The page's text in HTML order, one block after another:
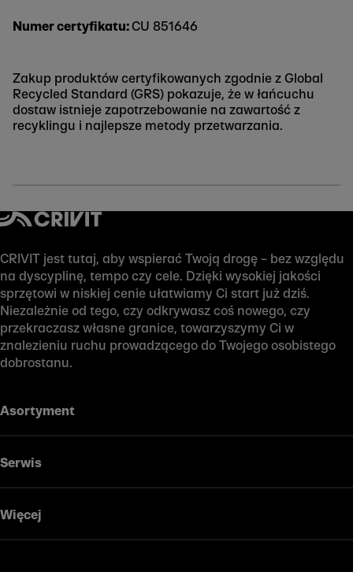
Numer certyfikatu:CU 851646
Zakup produktów certyfikowanych zgodnie z Global
Recycled Standard (GRS) pokazuje, że w łańcuchu
dostaw istnieje zapotrzebowanie na zawartość z
recyklingu i najlepsze metody przetwarzania.
CRIVIT jest tutaj, aby wspierać Twoją drogę – bez względu
na dyscyplinę, tempo czy cele. Dzięki wysokiej jakości
sprzętowi w niskiej cenie ułatwiamy Ci start już dziś.
Niezależnie od tego, czy odkrywasz coś nowego, czy
przekraczasz własne granice, towarzyszymy Ci w
znalezieniu ruchu prowadzącego do Twojego osobistego
dobrostanu.
Asortyment
Serwis
Więcej